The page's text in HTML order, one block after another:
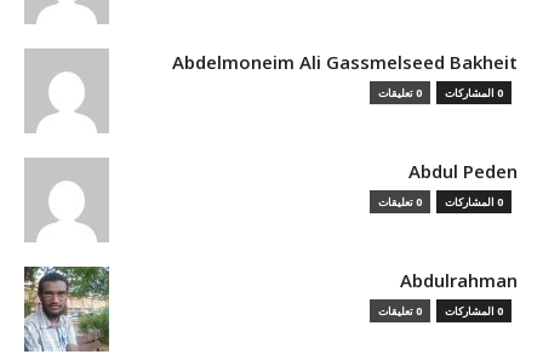
Abdelmoneim Ali Gassmelseed Bakheit
0 المشاركات 0 تعليقات
Abdul Peden
0 المشاركات 0 تعليقات
Abdulrahman
0 المشاركات 0 تعليقات